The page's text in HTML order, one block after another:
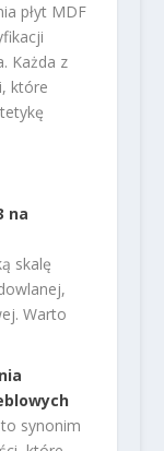
płyt MDF
Każda z
które
na
skalę
Warto
synonim